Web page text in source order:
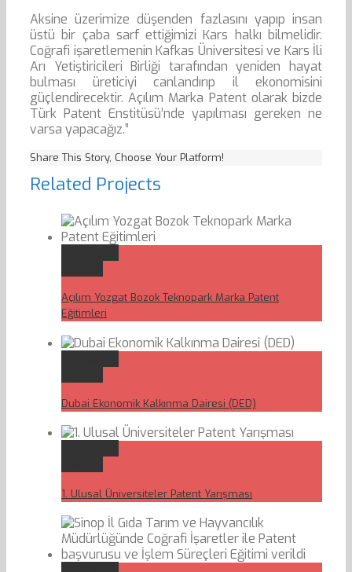
Aksine üzerimize düşenden fazlasını yapıp insan
üstü bir çaba sarf ettiğimizi Kars halkı bilmelidir.
Coğrafi işaretlemenin Kafkas Üniversitesi ve Kars İli
Arı Yetiştiricileri Birliği tarafından yeniden hayat
bulması üreticiyi canlandırıp il ekonomisini
güçlendirecektir. Açılım Marka Patent olarak bizde
Türk Patent Enstitüsü’nde yapılması gereken ne
varsa yapacağız.”
Share This Story, Choose Your Platform!
Related Projects
Açılım Yozgat Bozok Teknopark Marka Patent
Eğitimleri
Dubai Ekonomik Kalkınma Dairesi (DED)
1. Ulusal Üniversiteler Patent Yarışması